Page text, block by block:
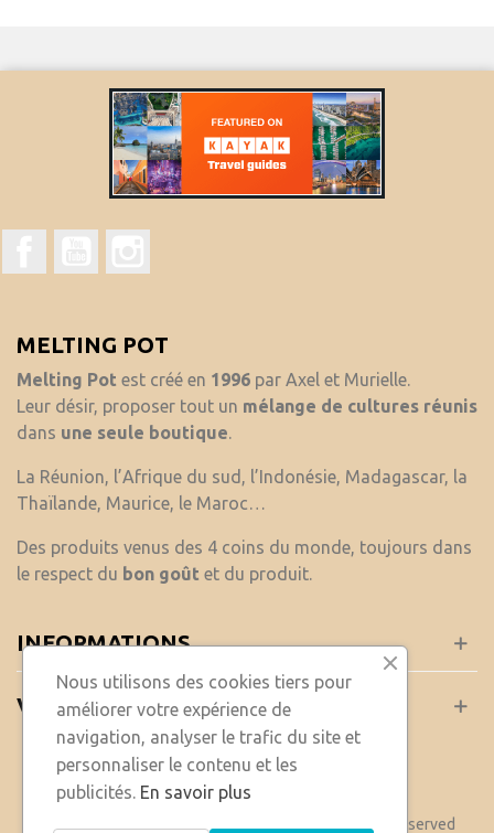
MELTING POT
Melting Pot est créé en 1996 par Axel et Murielle.
Leur désir, proposer tout un mélange de cultures réunis
dans une seule boutique.
La Réunion, l’Afrique du sud, l’Indonésie, Madagascar, la
Thaïlande, Maurice, le Maroc…
Des produits venus des 4 coins du monde, toujours dans
le respect du bon goût et du produit.
INFORMATIONS
VOTRE COMPTE
&COPY; 2021 Powered by Presta Shop™. All Rights Reserved
Nous utilisons des cookies tiers pour
améliorer votre expérience de
navigation, analyser le trafic du site et
personnaliser le contenu et les
publicités. En savoir plus